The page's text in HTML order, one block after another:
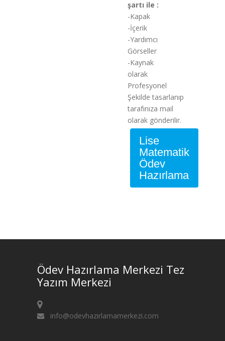
şartı ile :
-Kapak
-İçerik
-Yardımcı
Görseller
-Kaynak
olarak
Profesyonel
Şekilde tasarlanıp
tarafınıza mail
olarak gönderilir.
Lise
Matematik
Ödev
Hazırlama
Ödev Hazırlama Merkezi Tez
Yazım Merkezi
info@odevhazirlamamerkezi.com